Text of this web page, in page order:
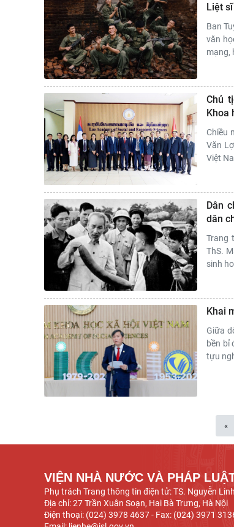
Liệt sĩ
Ban
văn
mạng,
Chủ
Khoa
Chiều
Văn
Việt
Dân
dân
Trang
ThS.
sinh
Khai
Giữa
bền bỉ
tựu
«
VIỆN NHÀ NƯỚC VÀ PHÁP
Phụ trách Trang thông tin điện tử: TS. Nguyễn
Địa chỉ: 27 Trần Xuân Soạn, Hai Bà Trưng, Hà Nội
Điện thoại: (024) 3978 4637 - Fax: (024) 3971